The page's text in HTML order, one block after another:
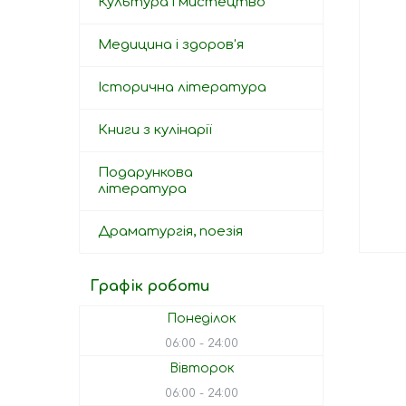
Медицина і здоров'я
Історична література
Книги з кулінарії
Подарункова
література
Драматургія, поезія
Графік роботи
Понеділок
06:00 24:00
Вівторок
06:00 24:00